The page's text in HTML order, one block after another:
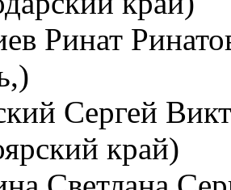
Ринат
Сергей
край)